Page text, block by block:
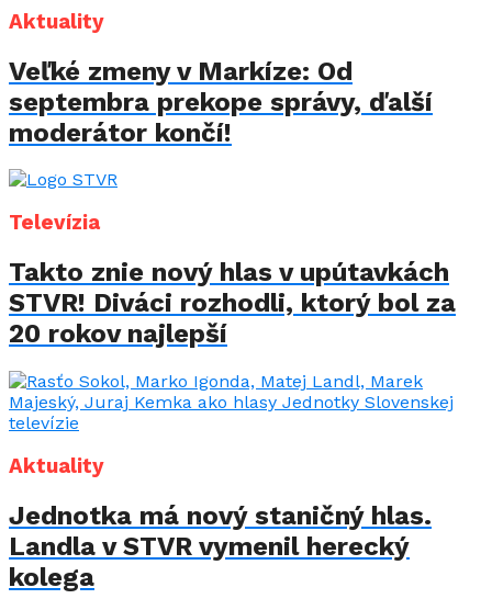
Aktuality
Veľké zmeny v Markíze: Od
septembra prekope správy, ďalší
moderátor končí!
Televízia
Takto znie nový hlas v upútavkách
STVR! Diváci rozhodli, ktorý bol za
20 rokov najlepší
Aktuality
Jednotka má nový staničný hlas.
Landla v STVR vymenil herecký
kolega